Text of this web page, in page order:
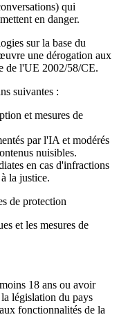
qui
en danger.
sur la base du
une dérogation aux
de l'UE 2002/58/CE.
suivantes :
et mesures de
par l'IA et modérés
nuisibles.
en cas d'infractions
la justice.
de protection
et les mesures de
18 ans ou avoir
législation du pays
fonctionnalités de la